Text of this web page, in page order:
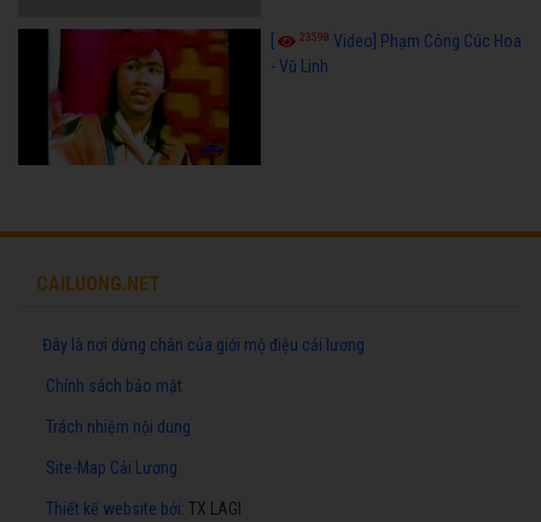
23598 Video] Phạm Công Cúc Hoa
- Vũ Linh
CAILUONG.NET
Đây là nơi dừng chân của giới mộ điệu cải lương
Chính sách bảo mật
Trách nhiệm nội dung
Site-Map Cải Lương
Thiết kế website bởi: TX LAGI